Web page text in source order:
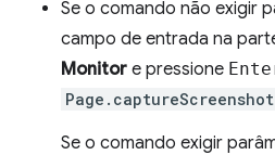
Se o comando não exigir
campo de entrada na
Monitor e pressione
Page.captureScreenshot
Se o comando exigir